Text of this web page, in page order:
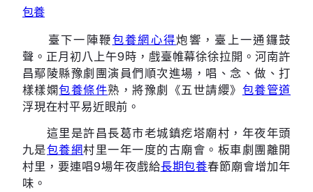
包養
臺下一陣鞭包養網心得炮響，臺上一通鑼鼓
聲。正月初八上午9時，戲臺帷幕徐徐拉開。河南許
昌鄢陵縣豫劇團演員們順次進場，唱、念、做、打
樣樣嫻包養條件熟，將豫劇《五世請纓》 包養管道
浮現在村平易近眼前。
這里是許昌長葛市老城鎮疙塔廟村，年夜年頭
九是包養網村里一年一度的古廟會。板車劇團離開
村里，要連唱9場年夜戲給長期包養春節廟會增加年
味。